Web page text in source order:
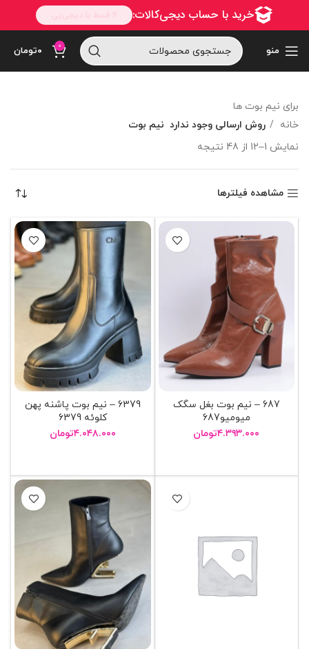
منو 0 ۰تومان
برای نیم بوت ها
خانه
روش ارسالی وجود ندارد نیم بوت
نمایش 1–12 از 48 نتیجه
مشاهده فیلترها
687 – نيم بوت بغل سگک
ميوميو687
۴.۳۹۳.۰۰۰تومان
6379 – نيم بوت پاشنه پهن
کلوئه 6379
۴.۰۴۸.۰۰۰تومان